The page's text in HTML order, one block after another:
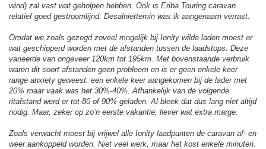
wind) zal vast wat geholpen hebben. Ook is Eriba Touring caravan
relatief goed gestroomlijnd. Desalniettemin was ik aangenaam verrast.
Omdat we zoals gezegd zoveel mogelijk bij Ionity wilde laden moest er
wat geschipperd worden met de afstanden tussen de laadstops. Deze
varieerde van ongeveer 120km tot 195km. Met bovenstaande verbruik
waren dit soort afstanden geen probleem en is er geen enkele keer
range anxiety geweest: een enkele keer aangekomen bij de lader met
20% maar vaak was het 30%-40%. Afhankelijk van de volgende
ritafstand werd er tot 80 of 90% geladen. Al bleek dat dus lang niet altijd
nodig. Maar, zeker op zo’n eerste vakantie, liever wat extra marge.
Zoals verwacht moest bij vrijwel alle Ionity laadpunten de caravan af- en
weer aankoppeld worden. Niet veel werk, maar het kost enkele minuten.